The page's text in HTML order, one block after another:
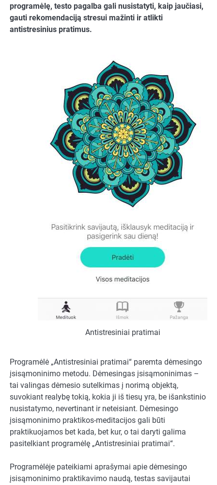
programėlę, testo pagalba gali nusistatyti, kaip jaučiasi,
gauti rekomendaciją stresui mažinti ir atlikti
antistresinius pratimus.
Antistresiniai pratimai
Programėlė „Antistresiniai pratimai“ paremta dėmesingo
įsisąmoninimo metodu. Dėmesingas įsisąmoninimas –
tai valingas dėmesio sutelkimas į norimą objektą,
suvokiant realybę tokią, kokia ji iš tiesų yra, be išankstinio
nusistatymo, nevertinant ir neteisiant. Dėmesingo
įsisąmoninimo praktikos-meditacijos gali būti
praktikuojamos bet kada, bet kur, o tai daryti galima
pasitelkiant programėlę „Antistresiniai pratimai“.
Programėlėje pateikiami aprašymai apie dėmesingo
įsisąmoninimo praktikavimo naudą, testas savijautai